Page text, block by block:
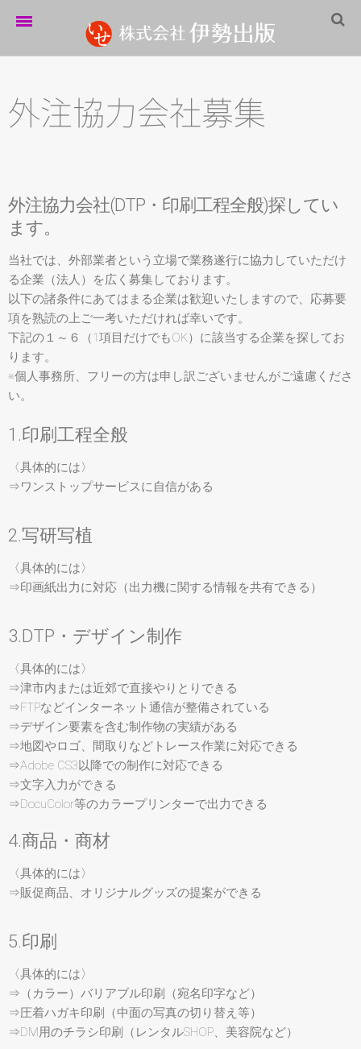
伊勢出版だより
企業情報
採用情報
パートナーシップ
お問い合わせ
サイトマップ
外注協力会社募集
外注協力会社(DTP・印刷工程全般)探してい
ます。
当社では、外部業者という立場で業務遂行に協力していただけ
る企業（法人）を広く募集しております。
以下の諸条件にあてはまる企業は歓迎いたしますので、応募要
項を熟読の上ご一考いただければ幸いです。
下記の１～６（1項目だけでもOK）に該当する企業を探してお
ります。
※個人事務所、フリーの方は申し訳ございませんがご遠慮くださ
い。
1.印刷工程全般
〈具体的には〉
⇒ワンストップサービスに自信がある
2.写研写植
〈具体的には〉
⇒印画紙出力に対応（出力機に関する情報を共有できる）
3.DTP・デザイン制作
〈具体的には〉
⇒津市内または近郊で直接やりとりできる
⇒FTPなどインターネット通信が整備されている
⇒デザイン要素を含む制作物の実績がある
⇒地図やロゴ、間取りなどトレース作業に対応できる
⇒Adobe CS3以降での制作に対応できる
⇒文字入力ができる
⇒DocuColor等のカラープリンターで出力できる
4.商品・商材
〈具体的には〉
⇒販促商品、オリジナルグッズの提案ができる
5.印刷
〈具体的には〉
⇒（カラー）バリアブル印刷（宛名印字など）
⇒圧着ハガキ印刷（中面の写真の切り替え等）
⇒DM用のチラシ印刷（レンタルSHOP、美容院など）